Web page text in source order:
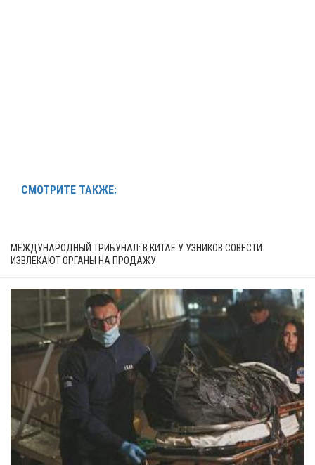
СМОТРИТЕ ТАКЖЕ:
МЕЖДУНАРОДНЫЙ ТРИБУНАЛ: В КИТАЕ У УЗНИКОВ СОВЕСТИ
ИЗВЛЕКАЮТ ОРГАНЫ НА ПРОДАЖУ